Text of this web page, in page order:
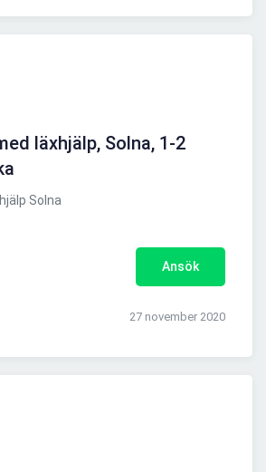
läxhjälp, Solna, 1-2
Solna
Ansök
27 november 2020